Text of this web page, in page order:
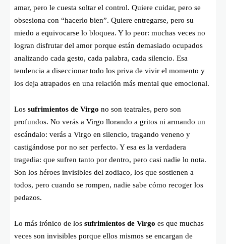
amar, pero le cuesta soltar el control. Quiere cuidar, pero se
obsesiona con “hacerlo bien”. Quiere entregarse, pero su
miedo a equivocarse lo bloquea. Y lo peor: muchas veces no
logran disfrutar del amor porque están demasiado ocupados
analizando cada gesto, cada palabra, cada silencio. Esa
tendencia a diseccionar todo los priva de vivir el momento y
los deja atrapados en una relación más mental que emocional.
Los sufrimientos de Virgo no son teatrales, pero son
profundos. No verás a Virgo llorando a gritos ni armando un
escándalo: verás a Virgo en silencio, tragando veneno y
castigándose por no ser perfecto. Y esa es la verdadera
tragedia: que sufren tanto por dentro, pero casi nadie lo nota.
Son los héroes invisibles del zodiaco, los que sostienen a
todos, pero cuando se rompen, nadie sabe cómo recoger los
pedazos.
Lo más irónico de los sufrimientos de Virgo es que muchas
veces son invisibles porque ellos mismos se encargan de